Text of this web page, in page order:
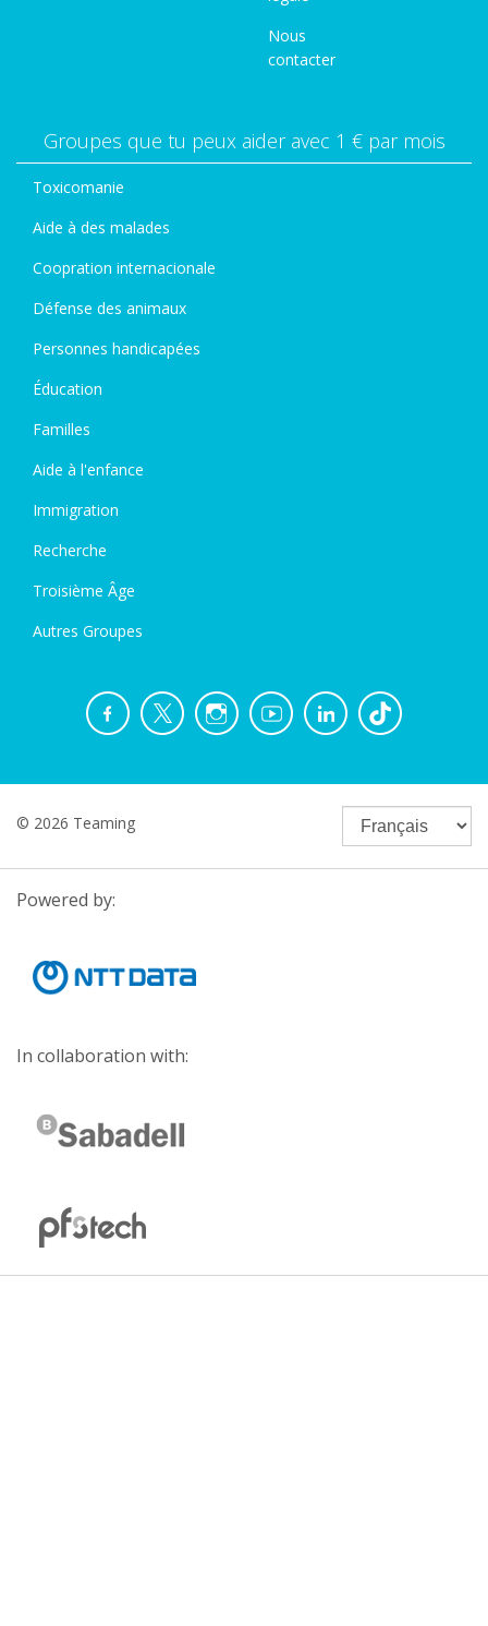
Nous
contacter
Groupes que tu peux aider avec 1 € par mois
Toxicomanie
Aide à des malades
Coopration internacionale
Défense des animaux
Personnes handicapées
Éducation
Familles
Aide à l'enfance
Immigration
Recherche
Troisième Âge
Autres Groupes
© 2026 Teaming
Powered by:
In collaboration with: